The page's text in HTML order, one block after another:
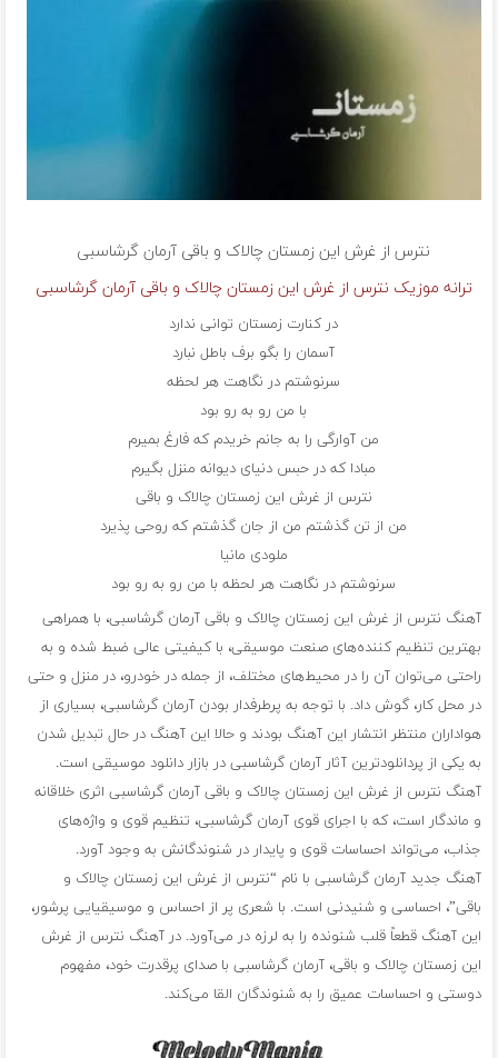
نترس از غرش این زمستان چالاک و باقی آرمان گرشاسبی
ترانه موزیک نترس از غرش این زمستان چالاک و باقی آرمان گرشاسبی
در کنارت زمستان توانی ندارد
آسمان را بگو برف باطل نبارد
سرنوشتم در نگاهت هر لحظه
با من رو به رو بود
من آوارگی را به جانم خریدم که فارغ بمیرم
مبادا که در حبس دنیای دیوانه منزل بگیرم
نترس از غرش این زمستان چالاک و باقی
من از تن گذشتم من از جان گذشتم که روحی پذیرد
ملودی مانیا
سرنوشتم در نگاهت هر لحظه با من رو به رو بود
آهنگ نترس از غرش این زمستان چالاک و باقی آرمان گرشاسبی، با همراهی
بهترین تنظیم کننده‌های صنعت موسیقی، با کیفیتی عالی ضبط شده و به
راحتی می‌توان آن را در محیط‌های مختلف، از جمله در خودرو، در منزل و حتی
در محل کار، گوش داد. با توجه به پرطرفدار بودن آرمان گرشاسبی، بسیاری از
هواداران منتظر انتشار این آهنگ بودند و حالا این آهنگ در حال تبدیل شدن
به یکی از پردانلودترین آثار آرمان گرشاسبی در بازار دانلود موسیقی است.
آهنگ نترس از غرش این زمستان چالاک و باقی آرمان گرشاسبی اثری خلاقانه
و ماندگار است، که با اجرای قوی آرمان گرشاسبی، تنظیم قوی و واژه‌های
جذاب، می‌تواند احساسات قوی و پایدار در شنوندگانش به وجود آورد.
آهنگ جدید آرمان گرشاسبی با نام “نترس از غرش این زمستان چالاک و
باقی”، احساسی و شنیدنی است. با شعری پر از احساس و موسیقیایی پرشور،
این آهنگ قطعاً قلب شنونده را به لرزه در می‌آورد. در آهنگ نترس از غرش
این زمستان چالاک و باقی، آرمان گرشاسبی با صدای پرقدرت خود، مفهوم
دوستی و احساسات عمیق را به شنوندگان القا می‌کند.